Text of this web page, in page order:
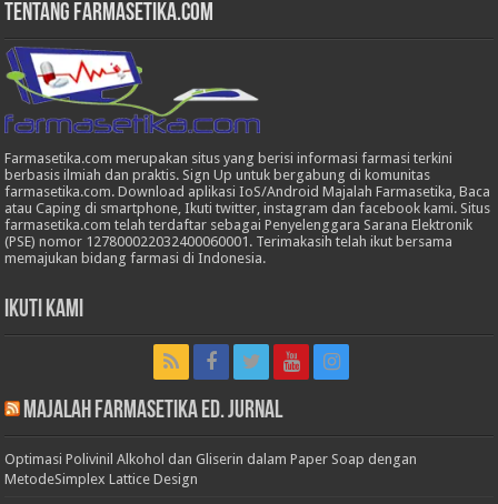
Tentang Farmasetika.com
Farmasetika.com merupakan situs yang berisi informasi farmasi terkini
berbasis ilmiah dan praktis. Sign Up untuk bergabung di komunitas
farmasetika.com. Download aplikasi IoS/Android Majalah Farmasetika, Baca
atau Caping di smartphone, Ikuti twitter, instagram dan facebook kami. Situs
farmasetika.com telah terdaftar sebagai Penyelenggara Sarana Elektronik
(PSE) nomor 127800022032400060001. Terimakasih telah ikut bersama
memajukan bidang farmasi di Indonesia.
Ikuti Kami
Majalah Farmasetika Ed. Jurnal
Optimasi Polivinil Alkohol dan Gliserin dalam Paper Soap dengan
MetodeSimplex Lattice Design